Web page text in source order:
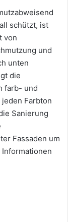
schützt, ist
von
und
unten
die
farb- und
Farbton
Sanierung
Fassaden um